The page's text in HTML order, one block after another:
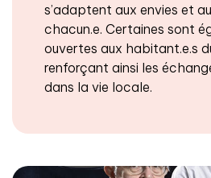
s’adaptent aux envies et
chacun.e. Certaines sont
ouvertes aux habitant.e.s
renforçant ainsi les
dans la vie locale.